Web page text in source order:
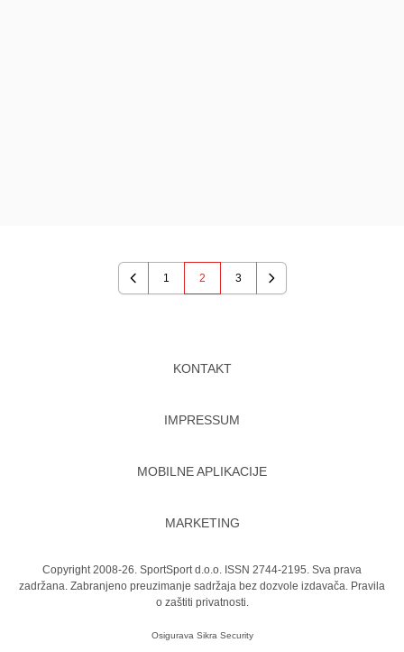
Previous
1 2 3
Next
KONTAKT
IMPRESSUM
MOBILNE APLIKACIJE
MARKETING
Copyright 2008-26. SportSport d.o.o. ISSN 2744-2195. Sva prava
zadržana. Zabranjeno preuzimanje sadržaja bez dozvole izdavača. Pravila
o zaštiti privatnosti.
Osigurava Sikra Security